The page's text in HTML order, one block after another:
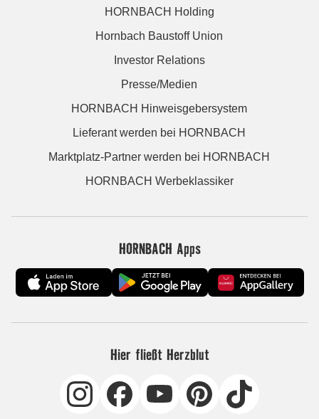
HORNBACH Holding
Hornbach Baustoff Union
Investor Relations
Presse/Medien
HORNBACH Hinweisgebersystem
Lieferant werden bei HORNBACH
Marktplatz-Partner werden bei HORNBACH
HORNBACH Werbeklassiker
HORNBACH Apps
Hier fließt Herzblut